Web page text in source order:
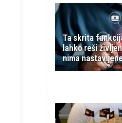
Ta skrita
lahko reši
nima